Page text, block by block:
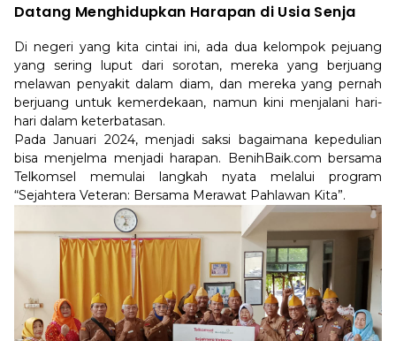
Datang Menghidupkan Harapan di Usia Senja
Di negeri yang kita cintai ini, ada dua kelompok pejuang
yang sering luput dari sorotan, mereka yang berjuang
melawan penyakit dalam diam, dan mereka yang pernah
berjuang untuk kemerdekaan, namun kini menjalani hari-
hari dalam keterbatasan.
Pada Januari 2024, menjadi saksi bagaimana kepedulian
bisa menjelma menjadi harapan. BenihBaik.com bersama
Telkomsel memulai langkah nyata melalui program
“Sejahtera Veteran: Bersama Merawat Pahlawan Kita”.